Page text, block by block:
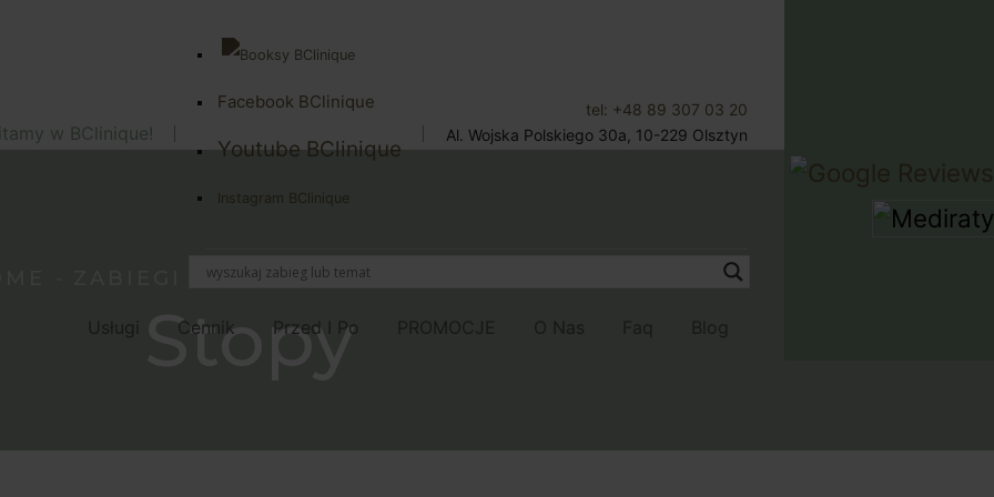
w BClinique!
Facebook BClinique
Youtube BClinique
Instagram BClinique
tel: +48 89 307 03 20
Al. Wojska Polskiego 30a, 10-229 Olsztyn
Usługi Cennik Przed I Po PROMOCJE O Nas Faq Blog
Stopy
ZABIEGI NA NOGI I STOPY